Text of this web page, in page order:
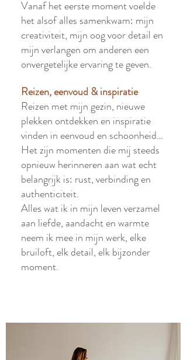
Vanaf het eerste moment voelde
het alsof alles samenkwam: mijn
creativiteit, mijn oog voor detail en
mijn verlangen om anderen een
onvergetelijke ervaring te geven.
Reizen, eenvoud & inspiratie
Reizen met mijn gezin, nieuwe
plekken ontdekken en inspiratie
vinden in eenvoud en schoonheid…
Het zijn momenten die mij steeds
opnieuw herinneren aan wat echt
belangrijk is: rust, verbinding en
authenticiteit.
Alles wat ik in mijn leven verzamel
aan liefde, aandacht en warmte
neem ik mee in mijn werk, elke
bruiloft, elk detail, elk bijzonder
moment.